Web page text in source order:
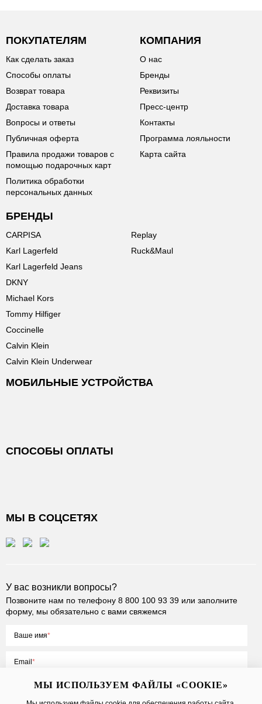
ПОКУПАТЕЛЯМ
Как сделать заказ
Способы оплаты
Возврат товара
Доставка товара
Вопросы и ответы
Публичная оферта
Правила продажи товаров с
помощью подарочных карт
Политика обработки
персональных данных
КОМПАНИЯ
О нас
Бренды
Реквизиты
Пресс-центр
Контакты
Программа лояльности
Карта сайта
БРЕНДЫ
CARPISA
Karl Lagerfeld
Karl Lagerfeld Jeans
DKNY
Michael Kors
Tommy Hilfiger
Coccinelle
Calvin Klein
Calvin Klein Underwear
Replay
Ruck&Maul
МОБИЛЬНЫЕ УСТРОЙСТВА
СПОСОБЫ ОПЛАТЫ
МЫ В СОЦСЕТЯХ
У вас возникли вопросы?
Позвоните нам по телефону 8 800 100 93 39 или заполните
форму, мы обязательно с вами свяжемся
Ваше имя
Email
МЫ ИСПОЛЬЗУЕМ ФАЙЛЫ «COOKIE»